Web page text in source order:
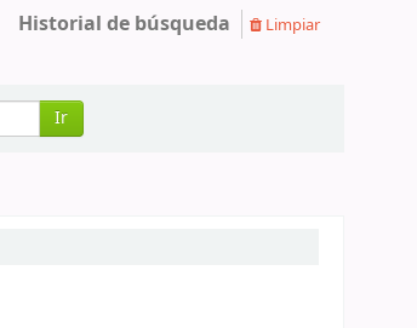
Historial de búsqueda Limpiar
Ir